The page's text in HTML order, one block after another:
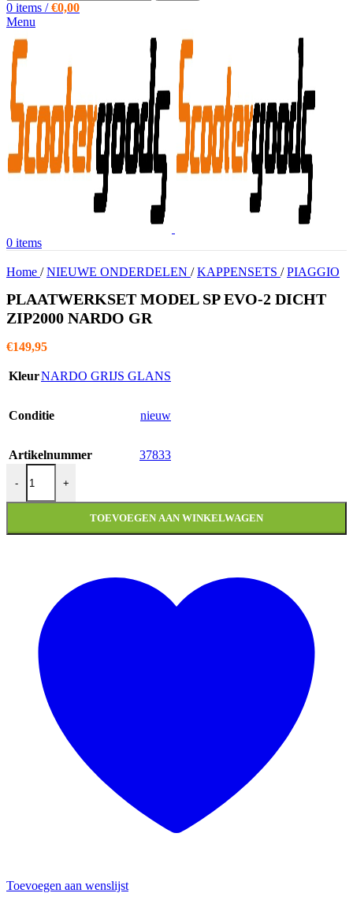
0 items / €0,00
Menu
0 items
Home / NIEUWE ONDERDELEN / KAPPENSETS / PIAGGIO
PLAATWERKSET MODEL SP EVO-2 DICHT
ZIP2000 NARDO GR
€149,95
KleurNARDO GRIJS GLANS
Conditie nieuw
Artikelnummer 37833
-
PLAATWERKSET MODEL SP EVO-2 DICHT ZIP2000 NARDO
+
TOEVOEGEN AAN WINKELWAGEN
Toevoegen aan wenslijst